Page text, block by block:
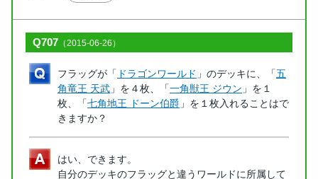
Q707 （2015-06-26）
フラッグが「 ドラゴンワールド 」のデッキに、「五
角竜王 天武 」を４枚、「一角獣王 ジウン 」を１
枚、「七角地王 ドーン伯爵 」を１枚入れることはで
きますか？
はい、できます。
自分のデッキのフラッグと違うワールドに所属して